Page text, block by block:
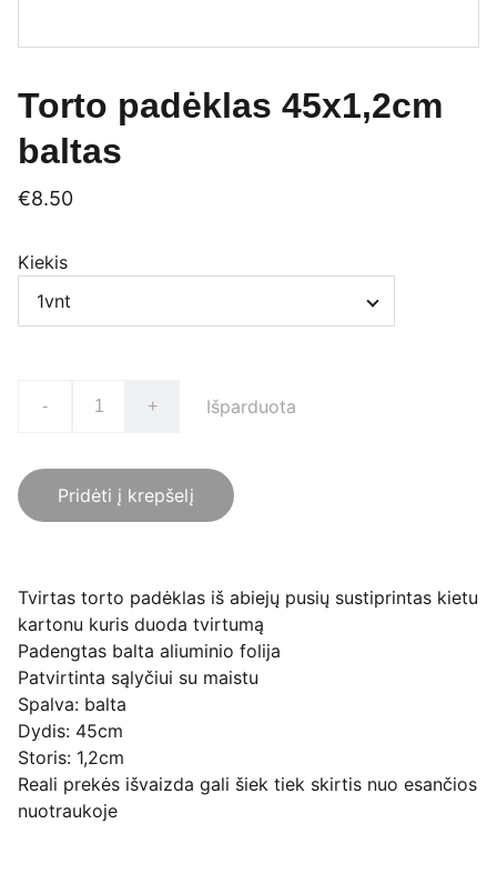
Torto padėklas 45x1,2cm
baltas
€8.50
Kiekis
- + Išparduota
Pridėti į krepšelį
Tvirtas torto padėklas iš abiejų pusių sustiprintas kietu
kartonu kuris duoda tvirtumą
Padengtas balta aliuminio folija
Patvirtinta sąlyčiui su maistu
Spalva: balta
Dydis: 45cm
Storis: 1,2cm
Reali prekės išvaizda gali šiek tiek skirtis nuo esančios
nuotraukoje